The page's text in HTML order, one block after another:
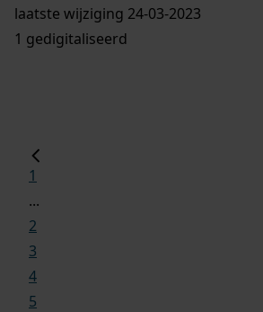
laatste wijziging 24-03-2023
1 gedigitaliseerd
1
...
2
3
4
5